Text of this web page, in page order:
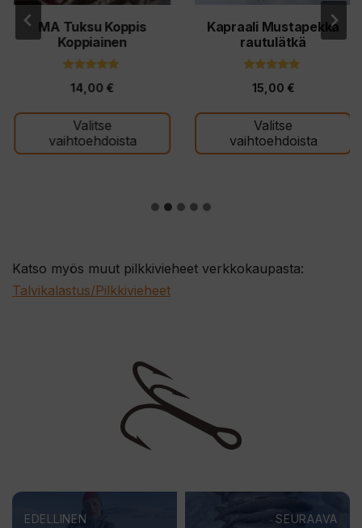
MA Tuksu Koppis
Koppiainen
5:stä
14,00 €
Valitse
vaihtoehdoista
valinnat
tuotteen
Kapraali Mustapekka
rautulätkä
5:stä
15,00 €
Valitse
vaihtoehdoista
tuotteen
Katso myös muut pilkkivieheet verkkokaupasta:
Talvikalastus/Pilkkivieheet
EDELLINEN SEURAAVA